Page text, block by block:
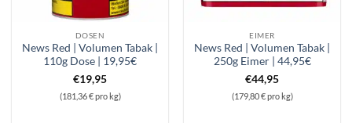
DOSEN
News Red | Volumen Tabak |
110g Dose | 19,95€
€19,95
(181,36 € pro kg)
EIMER
News Red | Volumen Tabak |
250g Eimer | 44,95€
€44,95
(179,80 € pro kg)